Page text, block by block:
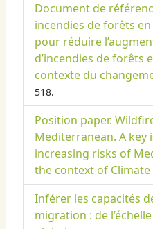
Document de
incendies de forêts
pour réduire
d’incendies de forêts
contexte du
518.
Position paper.
Mediterranean. A key
increasing risks of
the context of Climate
Inférer les capacités
migration : de